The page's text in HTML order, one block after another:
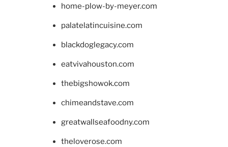
home-plow-by-meyer.com
palatelatincuisine.com
blackdoglegacy.com
eatvivahouston.com
thebigshowok.com
chimeandstave.com
greatwallseafoodny.com
theloverose.com